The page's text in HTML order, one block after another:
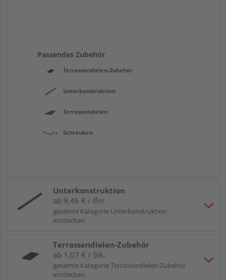
Passendes Zubehör
Terrassendielen-Zubehör
Unterkonstruktion
Terrassendielen
Schrauben
Unterkonstruktion
ab 9,46 € / lfm
gesamte Kategorie Unterkonstruktion
entdecken
Terrassendielen-Zubehör
ab 1,07 € / Stk.
gesamte Kategorie Terrassendielen-Zubehör
entdecken